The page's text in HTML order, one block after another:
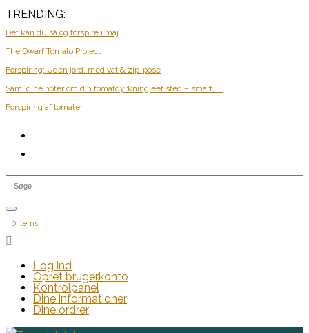
TRENDING:
Det kan du så og forspire i maj
The Dwarf Tomato Project
Forspiring: Uden jord, med vat & zip-pose
Saml dine noter om din tomatdyrkning eet sted – smart, ...
Forspiring af tomater
0 Items

Log ind
Opret brugerkonto
Kontrolpanel
Dine informationer
Dine ordrer